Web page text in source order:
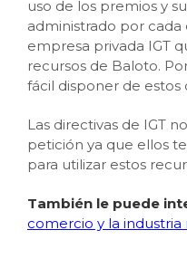
uso de los premios y
administrado por cada
empresa privada IGT
recursos de Baloto.
fácil disponer de estos
Las directivas de IGT
petición ya que ellos
para utilizar estos
También le puede
comercio y la industria